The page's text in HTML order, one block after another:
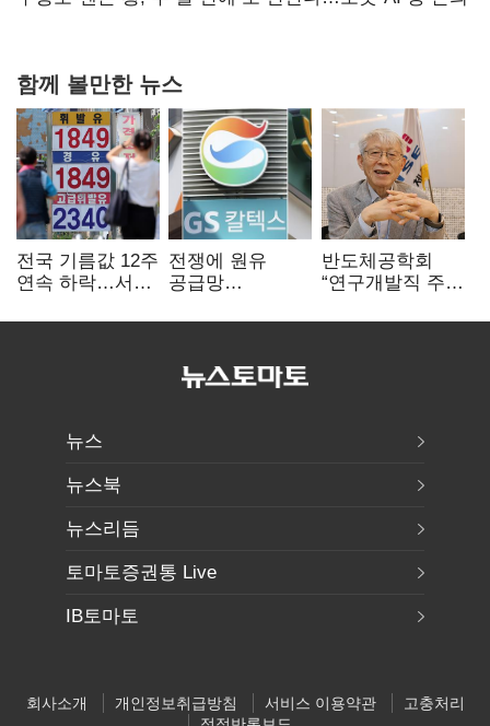
함께 볼만한 뉴스
전국 기름값 12주
연속 하락…서울
전쟁에 원유
공급망
정유, 에너지안보
반도체공학회
“연구개발직 주
개선해야”
뉴스
뉴스북
뉴스리듬
토마토증권통 Live
IB토마토
회사소개 개인정보취급방침 서비스 이용약관
고충처리